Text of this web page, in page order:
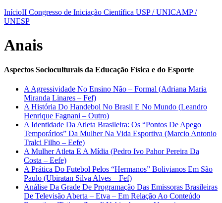
InícioII Congresso de Iniciação Científica USP / UNICAMP /
UNESP
Anais
Aspectos Socioculturais da Educação Física e do Esporte
A Agressividade No Ensino Não – Formal (Adriana Maria
Miranda Linares – Fef)
A História Do Handebol No Brasil E No Mundo (Leandro
Henrique Fagnani – Outro)
A Identidade Da Atleta Brasileira: Os “Pontos De Apego
Temporários” Da Mulher Na Vida Esportiva (Marcio Antonio
Tralci Filho – Eefe)
A Mulher Atleta E A Mídia (Pedro Ivo Pahor Pereira Da
Costa – Eefe)
A Prática Do Futebol Pelos “Hermanos” Bolivianos Em São
Paulo (Ubiratan Silva Alves – Fef)
Análise Da Grade De Programação Das Emissoras Brasileiras
De Televisão Aberta – Etva – Em Relação Ao Conteúdo